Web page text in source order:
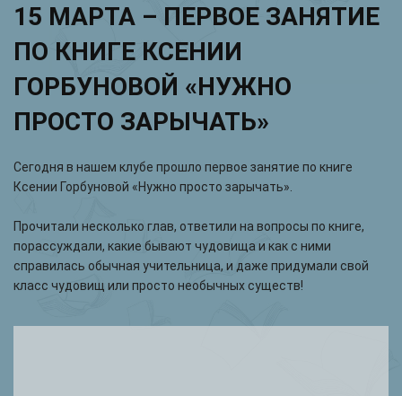
15 МАРТА – ПЕРВОЕ ЗАНЯТИЕ
ПО КНИГЕ КСЕНИИ
ГОРБУНОВОЙ «НУЖНО
ПРОСТО ЗАРЫЧАТЬ»
Сегодня в нашем клубе прошло первое занятие по книге
Ксении Горбуновой «Нужно просто зарычать».
Прочитали несколько глав, ответили на вопросы по книге,
порассуждали, какие бывают чудовища и как с ними
справилась обычная учительница, и даже придумали свой
класс чудовищ или просто необычных существ!